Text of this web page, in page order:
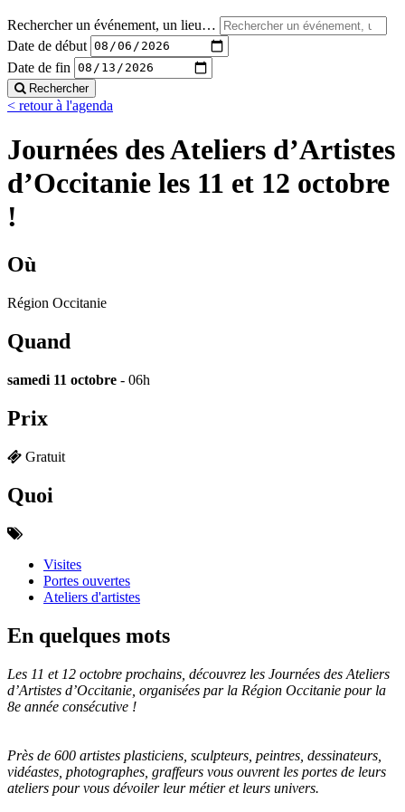
Rechercher un événement, un lieu…
Date de début
Date de fin
Rechercher
< retour à l'agenda
Journées des Ateliers d’Artistes
d’Occitanie les 11 et 12 octobre
!
Où
Région Occitanie
Quand
samedi 11 octobre - 06h
Prix
Gratuit
Quoi
Visites
Portes ouvertes
Ateliers d'artistes
En quelques mots
Les 11 et 12 octobre prochains, découvrez les Journées des Ateliers
d’Artistes d’Occitanie, organisées par la Région Occitanie pour la
8e année consécutive !
Près de 600 artistes plasticiens, sculpteurs, peintres, dessinateurs,
vidéastes, photographes, graffeurs vous ouvrent les portes de leurs
ateliers pour vous dévoiler leur métier et leurs univers.